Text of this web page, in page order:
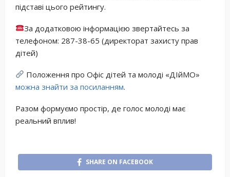
підставі цього рейтингу.
За додатковою інформацією звертайтесь за
телефоном: 287-38-65 (директорат захисту прав
дітей)
Положення про Офіс дітей та молоді «ДІйМО»
можна знайти за посиланням.
Разом формуємо простір, де голос молоді має
реальний вплив!
SHARE ON FACEBOOK